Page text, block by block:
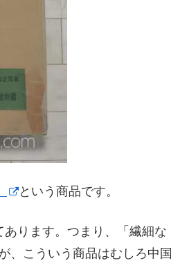
という商品です。
ります。つまり、「繊細な
、こういう商品はむしろ中国